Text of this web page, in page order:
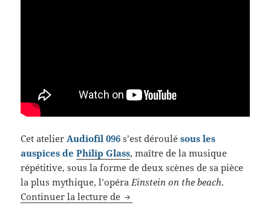
Cet atelierAudiofil 096 s’est déroulésous les
auspices de Philip Glass, maître de la musique
répétitive, sous la forme de deux scènes de sa pièce
la plus mythique, l’opéraEinstein on the beach.
Continuer la lecture de Retour sur les écoutes musicales